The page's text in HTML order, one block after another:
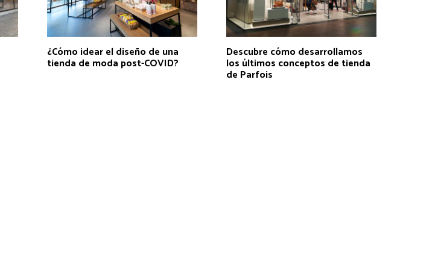
¿Cómo idear el diseño de una
tienda de moda post-COVID?
Descubre cómo desarrollamos
los últimos conceptos de tienda
de Parfois